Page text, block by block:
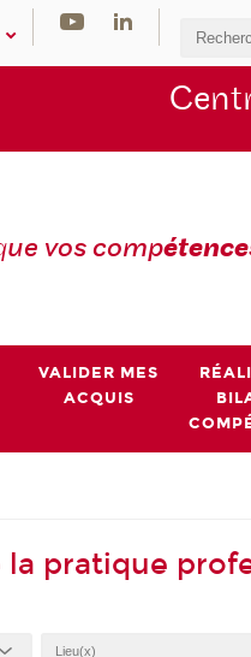
ue vos comp
VALIDER MES
ACQUIS
pratique